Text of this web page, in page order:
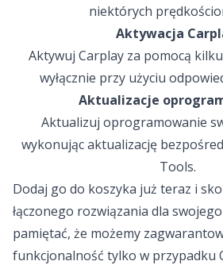
niektórych
Aktywacja
Aktywuj Carplay za pomocą
wyłącznie przy użyciu
Aktualizacje
Aktualizuj oprogramowanie
wykonując aktualizację
Tools.
Dodaj go do koszyka już teraz i
łączonego rozwiązania dla
pamiętać, że możemy
funkcjonalność tylko w przypadku